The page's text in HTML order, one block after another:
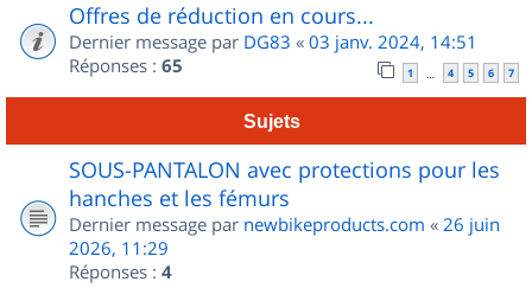
Offres de réduction en cours...
Dernier message par DG83 « 03 janv. 2024, 14:51
Réponses : 65 1 … 4 5 6 7
Sujets
SOUS-PANTALON avec protections pour les
hanches et les fémurs
Dernier message par newbikeproducts.com « 26 juin
2026, 11:29
Réponses : 4